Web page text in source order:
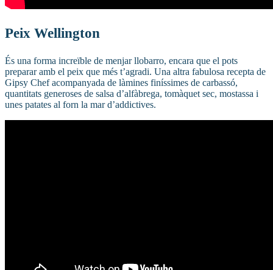
Peix Wellington
És una forma increïble de menjar llobarro, encara que el pots
preparar amb el peix que més t’agradi. Una altra fabulosa recepta de
Gipsy Chef acompanyada de làmines finíssimes de carbassó,
quantitats generoses de salsa d’alfàbrega, tomàquet sec, mostassa i
unes patates al forn la mar d’addictives.